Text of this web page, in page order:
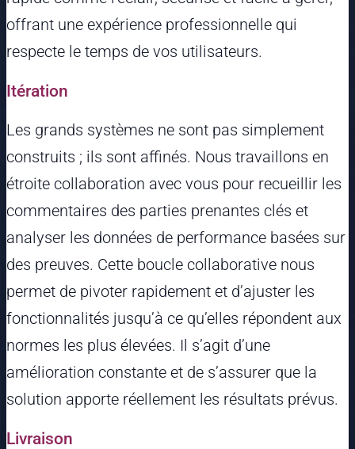
offrant une expérience professionnelle qui
respecte le temps de vos utilisateurs.
Itération
Les grands systèmes ne sont pas simplement
construits ; ils sont affinés. Nous travaillons en
étroite collaboration avec vous pour recueillir les
commentaires des parties prenantes clés et
analyser les données de performance basées sur
des preuves. Cette boucle collaborative nous
permet de pivoter rapidement et d’ajuster les
fonctionnalités jusqu’à ce qu’elles répondent aux
normes les plus élevées. Il s’agit d’une
amélioration constante et de s’assurer que la
solution apporte réellement les résultats prévus.
Livraison